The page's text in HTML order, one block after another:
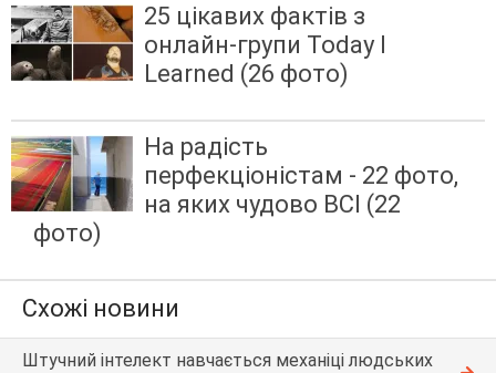
25 цікавих фактів з
онлайн-групи Today I
Learned (26 фото)
На радість
перфекціоністам - 22 фото,
на яких чудово ВСІ (22
фото)
Схожі новини
Штучний інтелект навчається механіці людських